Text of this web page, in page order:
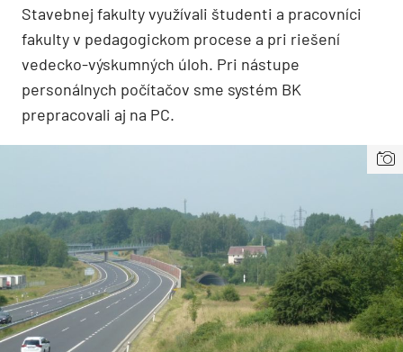
Stavebnej fakulty využívali študenti a pracovníci
fakulty v pedagogickom procese a pri riešení
vedecko-výskumných úloh. Pri nástupe
personálnych počítačov sme systém BK
prepracovali aj na PC.